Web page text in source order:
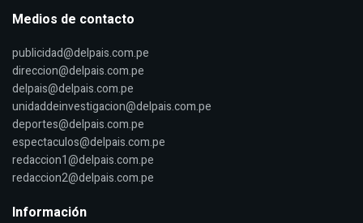
Medios de contacto
publicidad@delpais.com.pe
direccion@delpais.com.pe
delpais@delpais.com.pe
unidaddeinvestigacion@delpais.com.pe
deportes@delpais.com.pe
espectaculos@delpais.com.pe
redaccion1@delpais.com.pe
redaccion2@delpais.com.pe
Información